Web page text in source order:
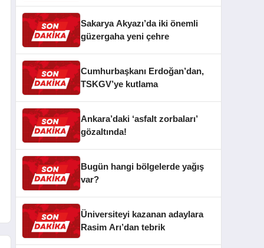
Sakarya Akyazı’da iki önemli
güzergaha yeni çehre
Cumhurbaşkanı Erdoğan’dan,
TSKGV’ye kutlama
Ankara’daki ‘asfalt zorbaları’
gözaltında!
Bugün hangi bölgelerde yağış
var?
Üniversiteyi kazanan adaylara
Rasim Arı’dan tebrik